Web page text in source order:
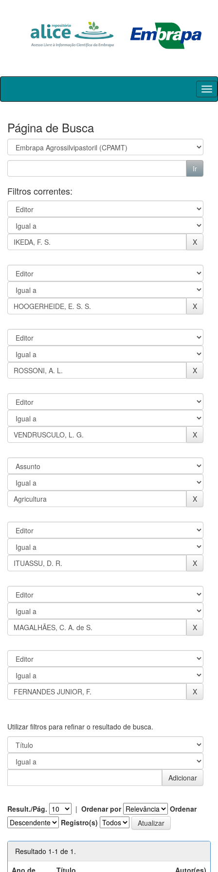
Skip
Página de Busca
Filtros correntes:
Utilizar filtros para refinar o resultado de busca.
Result./Pág. | Ordenar por
Ordenar
Registro(s)
Resultado 1-1 de 1.
Ano de
Título Autor(es)